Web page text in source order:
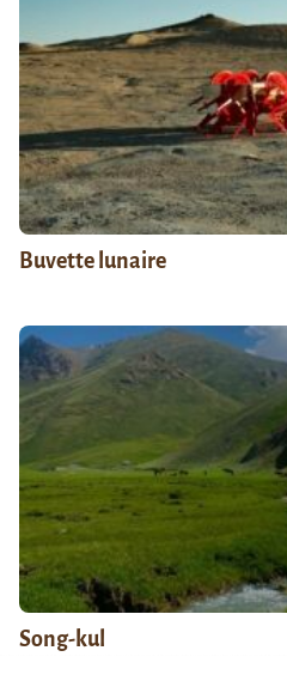
Buvette lunaire
Song-kul